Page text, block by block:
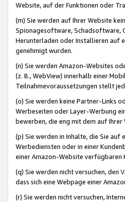
Website, auf der Funktionen oder
(m) Sie werden auf Ihrer Website
Spionagesoftware, Schadsoftware,
Herunterladen oder Installieren auf
genehmigt wurden.
(n) Sie werden Amazon-Websites
(z. B., WebView) innerhalb einer
Teilnahmevoraussetzungen stellt
(o) Sie werden keine Partner-Links
Werbeseiten oder Layer-Werbung
bewerben, die eng mit dem auf
(p) Sie werden in Inhalte, die Sie
Werbediensten oder in einer
einer Amazon-Website verfügbaren
(q) Sie werden nicht versuchen, den
dass sich eine Webpage einer
(r) Sie werden nicht versuchen,